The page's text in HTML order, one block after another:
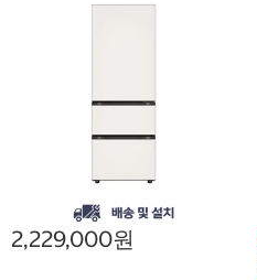
2,229,000원